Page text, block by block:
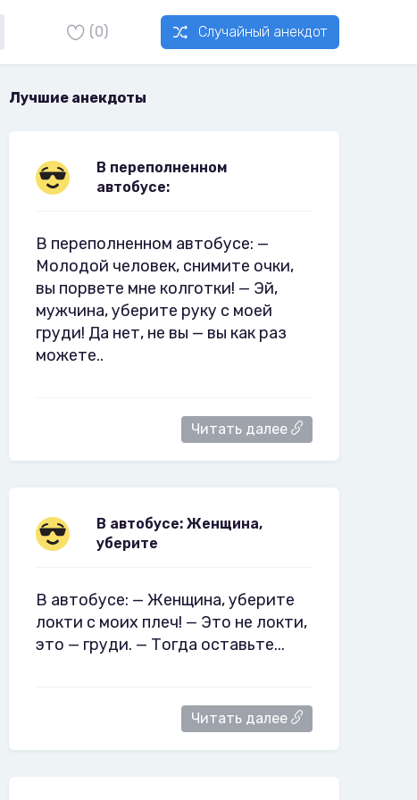
(0) Случайный анекдот
Лучшие анекдоты
В переполненном
автобусе:
В переполненном автобусе: —
Молодой человек, снимите очки,
вы порвете мне колготки! — Эй,
мужчина, уберите руку с моей
груди! Да нет, не вы — вы как раз
можете..
Читать далее
В автобусе: Женщина,
уберите
В автобусе: — Женщина, уберите
локти с моих плеч! — Это не локти,
это — груди. — Тогда оставьте...
Читать далее